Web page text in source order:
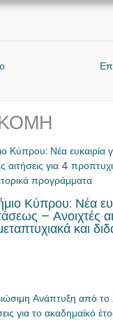
Κύπρου: Νέα
– Ανοιχτές
και